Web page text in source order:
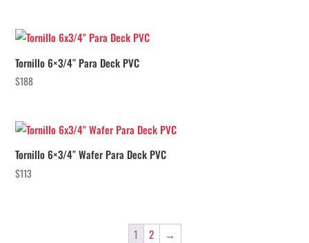
Tornillo 6×3/4″ Para Deck PVC
$188
Tornillo 6×3/4″ Wafer Para Deck PVC
$113
1 2 →